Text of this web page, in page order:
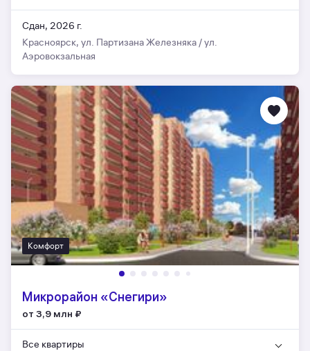
Сдан, 2026 г.
Красноярск, ул. Партизана Железняка / ул.
Аэровокзальная
Комфорт
Микрорайон «Снегири»
от 3,9 млн ₽
Все квартиры